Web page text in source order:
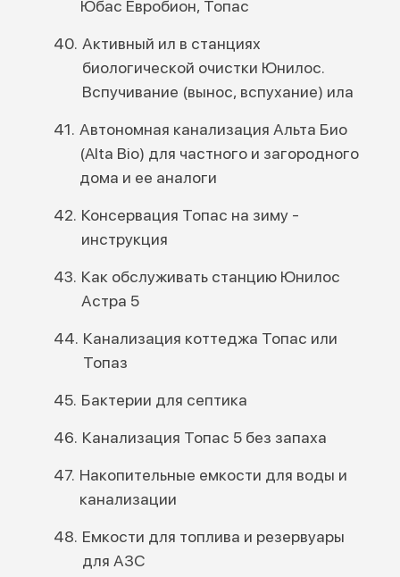
Юбас Евробион, Топас
Активный ил в станциях
биологической очистки Юнилос.
Вспучивание (вынос, вспухание) ила
Автономная канализация Альта Био
(Alta Bio) для частного и загородного
дома и ее аналоги
Консервация Топас на зиму -
инструкция
Как обслуживать станцию Юнилос
Астра 5
Канализация коттеджа Топас или
Топаз
Бактерии для септика
Канализация Топас 5 без запаха
Накопительные емкости для воды и
канализации
Емкости для топлива и резервуары
для АЗС